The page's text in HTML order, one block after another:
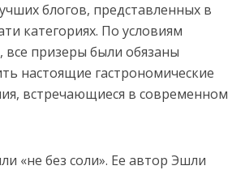
блогов, представленных в
категориях. По условиям
все призеры были обязаны
настоящие гастрономические
встречающиеся в современном
«не без соли». Ее автор Эшли